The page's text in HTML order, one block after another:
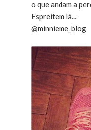
o que andam a
Espreitem lá...
@minnieme_blog